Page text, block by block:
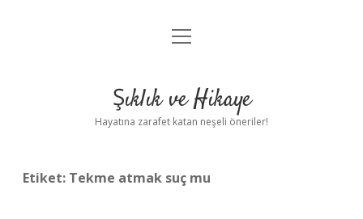
Anasayfa
Yasal Uyarı
menüyü
Şıklık ve Hikaye
Hayatına zarafet katan neşeli öneriler!
Etiket: Tekme atmak suç mu